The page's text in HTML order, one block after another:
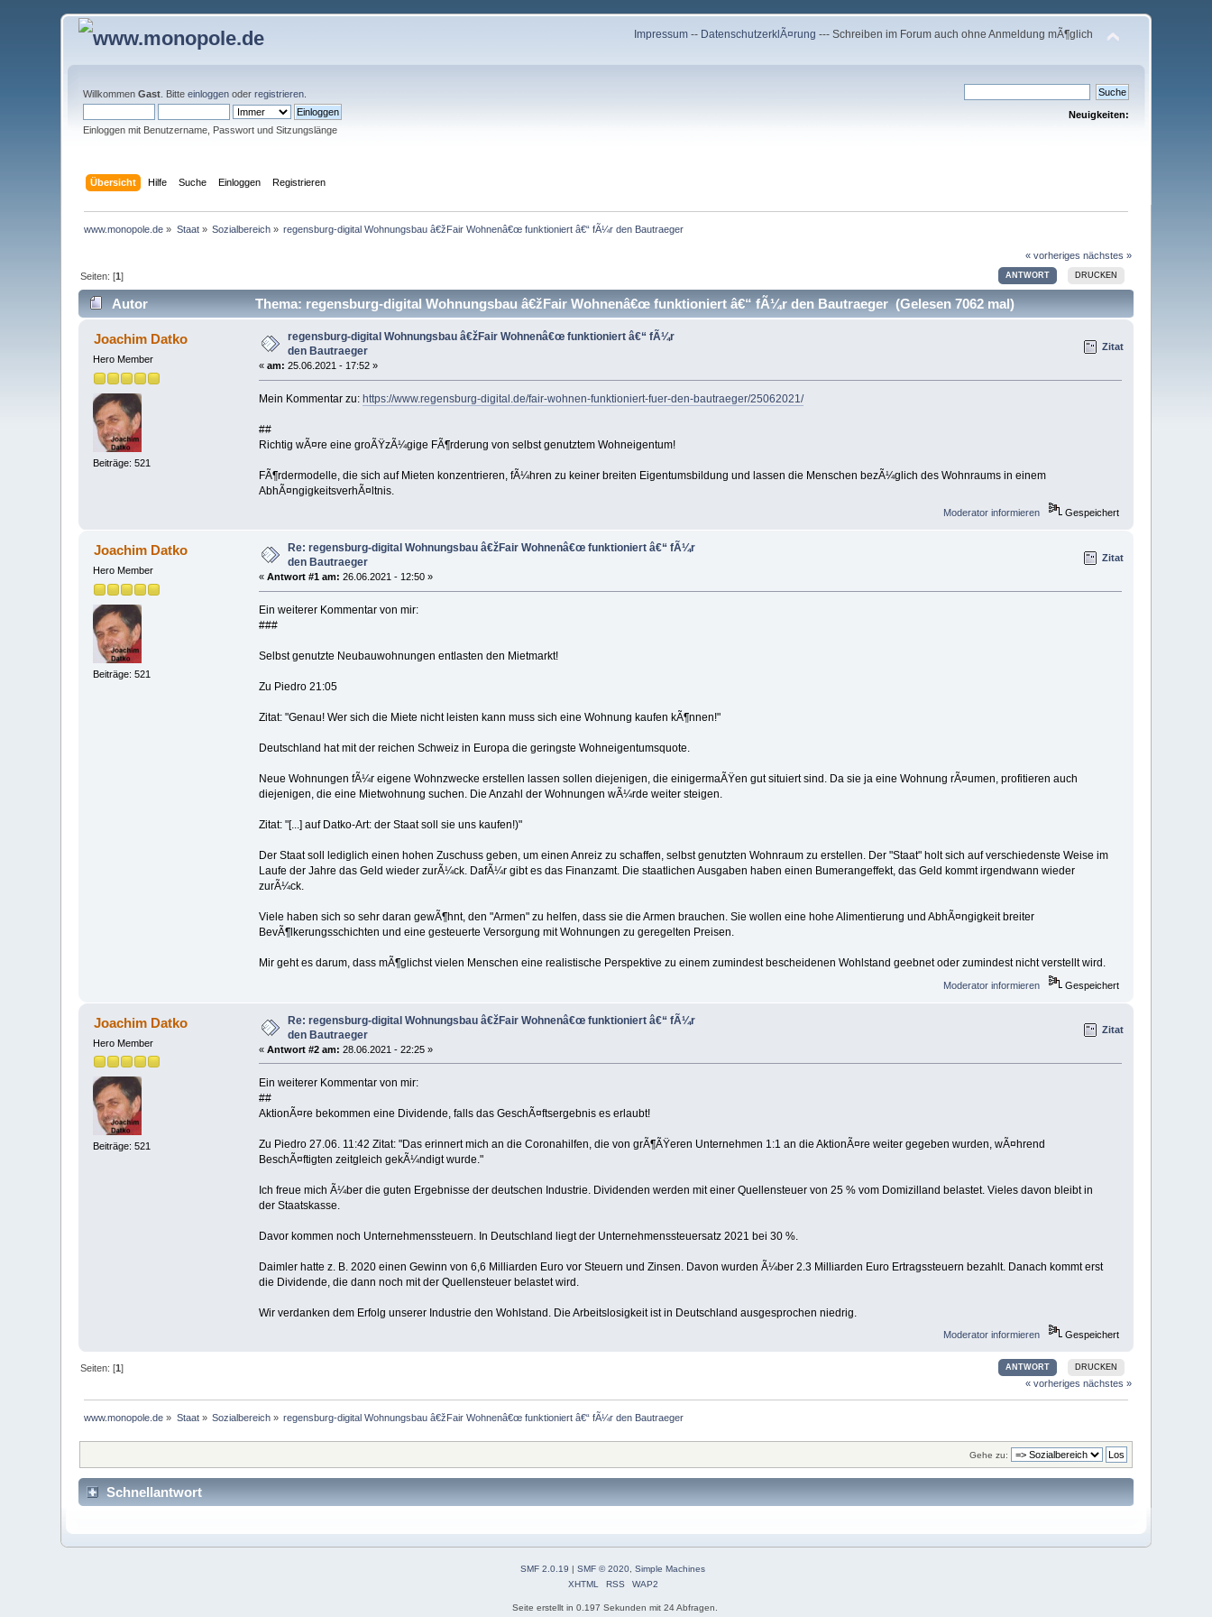
Impressum -- DatenschutzerklÃ¤rung --- Schreiben im Forum auch ohne Anmeldung mÃ¶glich
WillkommenGast . Bitteeinloggen oderregistrieren
Einloggen mit Benutzername, Passwort und Sitzungslänge
Neuigkeiten:
Übersicht Hilfe Suche Einloggen Registrieren
www.monopole.de » Staat» Sozialbereich » regensburg-digital Wohnungsbau â€žFair Wohnenâ€œ funktioniert â€“ fÃ¼r den Bautraeger
« vorheriges nächstes »
ANTWORT DRUCKEN
Seiten: [1]
Autor Thema: regensburg-digital Wohnungsbau â€žFair Wohnenâ€œ funktioniert â€“ fÃ¼r den Bautraeger (Gelesen 7062 mal)
Joachim Datko
Hero Member
Beiträge: 521
regensburg-digital Wohnungsbau â€žFair Wohnenâ€œ funktioniert â€“ fÃ¼r
den Bautraeger
« am: 25.06.2021 - 17:52 »
Zitat
Mein Kommentar zu: https://www.regensburg-digital.de/fair-wohnen-funktioniert-fuer-den-bautraeger/25062021/
##
Richtig wÃ¤re eine groÃŸzÃ¼gige FÃ¶rderung von selbst genutztem Wohneigentum!
FÃ¶rdermodelle, die sich auf Mieten konzentrieren, fÃ¼hren zu keiner breiten Eigentumsbildung und lassen die Menschen bezÃ¼glich des Wohnraums in einem
AbhÃ¤ngigkeitsverhÃ¤ltnis.
Moderator informieren Gespeichert
Joachim Datko
Hero Member
Beiträge: 521
Re: regensburg-digital Wohnungsbau â€žFair Wohnenâ€œ funktioniert â€“ fÃ¼r
den Bautraeger
« Antwort #1 am: 26.06.2021 - 12:50 »
Zitat
Ein weiterer Kommentar von mir:
###
Selbst genutzte Neubauwohnungen entlasten den Mietmarkt!
Zu Piedro 21:05
Zitat: "Genau! Wer sich die Miete nicht leisten kann muss sich eine Wohnung kaufen kÃ¶nnen!"
Deutschland hat mit der reichen Schweiz in Europa die geringste Wohneigentumsquote.
Neue Wohnungen fÃ¼r eigene Wohnzwecke erstellen lassen sollen diejenigen, die einigermaÃŸen gut situiert sind. Da sie ja eine Wohnung rÃ¤umen, profitieren auch
diejenigen, die eine Mietwohnung suchen. Die Anzahl der Wohnungen wÃ¼rde weiter steigen.
Zitat: "[...] auf Datko-Art: der Staat soll sie uns kaufen!)"
Der Staat soll lediglich einen hohen Zuschuss geben, um einen Anreiz zu schaffen, selbst genutzten Wohnraum zu erstellen. Der "Staat" holt sich auf verschiedenste Weise im
Laufe der Jahre das Geld wieder zurÃ¼ck. DafÃ¼r gibt es das Finanzamt. Die staatlichen Ausgaben haben einen Bumerangeffekt, das Geld kommt irgendwann wieder
zurÃ¼ck.
Viele haben sich so sehr daran gewÃ¶hnt, den "Armen" zu helfen, dass sie die Armen brauchen. Sie wollen eine hohe Alimentierung und AbhÃ¤ngigkeit breiter
BevÃ¶lkerungsschichten und eine gesteuerte Versorgung mit Wohnungen zu geregelten Preisen.
Mir geht es darum, dass mÃ¶glichst vielen Menschen eine realistische Perspektive zu einem zumindest bescheidenen Wohlstand geebnet oder zumindest nicht verstellt wird.
Moderator informieren Gespeichert
Joachim Datko
Hero Member
Beiträge: 521
Re: regensburg-digital Wohnungsbau â€žFair Wohnenâ€œ funktioniert â€“ fÃ¼r
den Bautraeger
« Antwort #2 am: 28.06.2021 - 22:25 »
Zitat
Ein weiterer Kommentar von mir:
##
AktionÃ¤re bekommen eine Dividende, falls das GeschÃ¤ftsergebnis es erlaubt!
Zu Piedro 27.06. 11:42 Zitat: "Das erinnert mich an die Coronahilfen, die von grÃ¶ÃŸeren Unternehmen 1:1 an die AktionÃ¤re weiter gegeben wurden, wÃ¤hrend
BeschÃ¤ftigten zeitgleich gekÃ¼ndigt wurde."
Ich freue mich Ã¼ber die guten Ergebnisse der deutschen Industrie. Dividenden werden mit einer Quellensteuer von 25 % vom Domizilland belastet. Vieles davon bleibt in
der Staatskasse.
Davor kommen noch Unternehmenssteuern. In Deutschland liegt der Unternehmenssteuersatz 2021 bei 30 %.
Daimler hatte z. B. 2020 einen Gewinn von 6,6 Milliarden Euro vor Steuern und Zinsen. Davon wurden Ã¼ber 2.3 Milliarden Euro Ertragssteuern bezahlt. Danach kommt erst
die Dividende, die dann noch mit der Quellensteuer belastet wird.
Wir verdanken dem Erfolg unserer Industrie den Wohlstand. Die Arbeitslosigkeit ist in Deutschland ausgesprochen niedrig.
Moderator informieren Gespeichert
ANTWORT DRUCKEN
Seiten: [1]
« vorheriges nächstes »
www.monopole.de » Staat» Sozialbereich » regensburg-digital Wohnungsbau â€žFair Wohnenâ€œ funktioniert â€“ fÃ¼r den Bautraeger
Gehe zu:
Schnellantwort
SMF 2.0.19 | SMF © 2020 Simple Machines
XHTML
RSS WAP2
Seite erstellt in 0.197 Sekunden mit 24 Abfragen.